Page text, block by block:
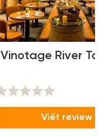
Vinotage River
Viết review